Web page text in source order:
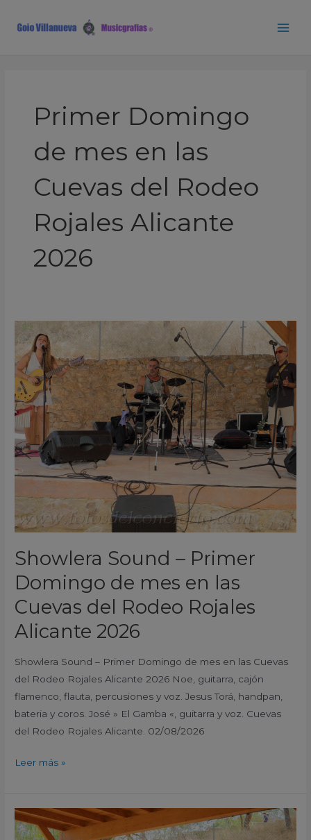
Primer Domingo
de mes en las
Cuevas del Rodeo
Rojales Alicante
2026
Showlera Sound – Primer
Domingo de mes en las
Cuevas del Rodeo Rojales
Alicante 2026
Showlera Sound – Primer Domingo de mes en las Cuevas
del Rodeo Rojales Alicante 2026 Noe, guitarra, cajón
flamenco, flauta, percusiones y voz. Jesus Torá, handpan,
bateria y coros. José » El Gamba «, guitarra y voz. Cuevas
del Rodeo Rojales Alicante. 02/08/2026
Sound
–
Primer
Domingo
de
mes
en
las
Cuevas
del
Rodeo
Alicante
Leer más »
Moonshine
–